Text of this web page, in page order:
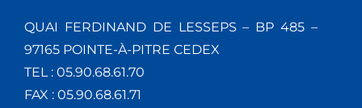
QUAI FERDINAND DE LESSEPS – BP 485 –
97165 POINTE-À-PITRE CEDEX
TEL : 05.90.68.61.70
FAX : 05.90.68.61.71